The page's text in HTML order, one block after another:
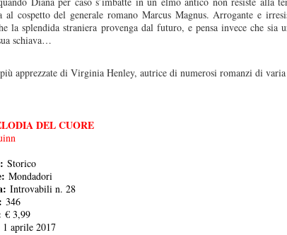
cospetto del generale romano Marcus Magnus. Arrogante e
la splendida straniera provenga dal futuro, e pensa invece che sia
schiava…
apprezzate di Virginia Henley, autrice di numerosi romanzi di varia
DEL CUORE
Storico
Mondadori
Introvabili n. 28
346
€ 3,99
1 aprile 2017